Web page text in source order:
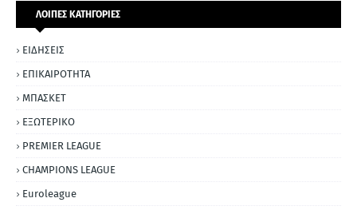
ΛΟΙΠΕΣ ΚΑΤΗΓΟΡΙΕΣ
ΕΙΔΗΣΕΙΣ
ΕΠΙΚΑΙΡΟΤΗΤΑ
ΜΠΑΣΚΕΤ
ΕΞΩΤΕΡΙΚΟ
PREMIER LEAGUE
CHAMPIONS LEAGUE
Euroleague